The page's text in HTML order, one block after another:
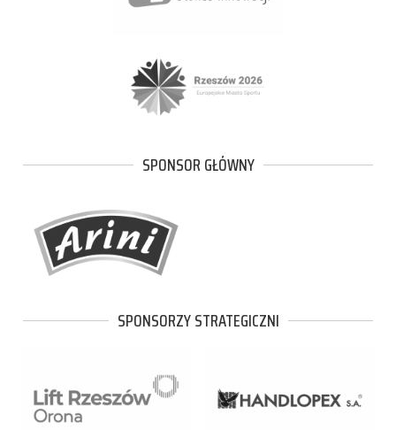
SPONSOR GŁÓWNY
SPONSORZY STRATEGICZNI